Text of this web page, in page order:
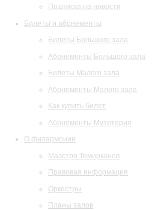
Подписка на новости
Билеты и абонементы
Билеты Большого зала
Абонементы Большого зала
Билеты Малого зала
Абонементы Малого зала
Как купить билет
Абонементы Музитория
О филармонии
Маэстро Темирканов
Правовая информация
Оркестры
Планы залов